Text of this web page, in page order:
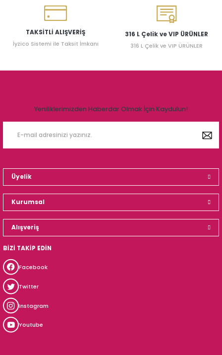
TAKSİTLİ ALIŞVERİŞ
İyzico Sistemi ile Taksit İmkanı
316 L Çelik ve VIP ÜRÜNLER
316 L Çelik ve VIP ÜRÜNLER
Yeniliklerimizden Haberdar Olmak İçin Kaydulun!
Üyelik
Kurumsal
Alışveriş
BİZİ TAKİP EDİN
Facebook
Twitter
Instagram
Youtube